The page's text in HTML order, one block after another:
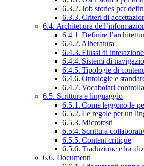
6.3.2. Job stories per
6.3.3. Criteri di
6.4. Architettura
6.4.1. Definire
6.4.2. Alberatura
6.4.3. Flussi di interazione
6.4.4. Sistemi di
6.4.5. Tipologie di
6.4.6. Ontologie e
6.4.7. Vocabolari
6.5. Scrittura e linguaggio
6.5.1. Come leggono le
6.5.2. Le regole per un
6.5.3. Microtesti
6.5.4. Scrittura
6.5.5. Content critique
6.5.6. Traduzione e
6.6. Documenti